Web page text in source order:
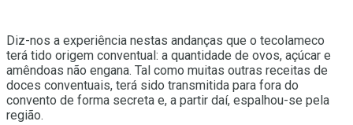
Diz-nos a experiência nestas andanças que o tecolameco
terá tido origem conventual: a quantidade de ovos, açúcar e
amêndoas não engana. Tal como muitas outras receitas de
doces conventuais, terá sido transmitida para fora do
convento de forma secreta e, a partir daí, espalhou-se pela
região.